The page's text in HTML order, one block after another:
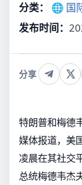
分类：
🌐 国
发布时间：
分享
特朗普和梅德
媒体报道，美
凌晨在其社交
总统梅德韦杰